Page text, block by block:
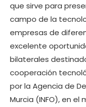
que sirve para
campo de la
empresas de
excelente
bilaterales
cooperación
por la Agencia de
Murcia (INFO), en el